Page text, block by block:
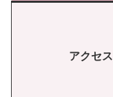
アクセス